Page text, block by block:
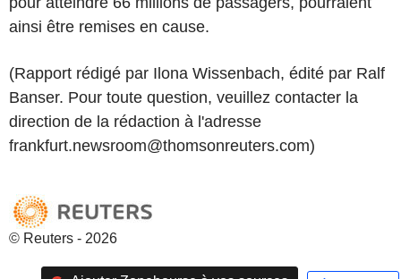
ainsi être remises en cause.
(Rapport rédigé par Ilona Wissenbach, édité par Ralf
Banser. Pour toute question, veuillez contacter la
direction de la rédaction à l'adresse
frankfurt.newsroom@thomsonreuters.com)
© Reuters - 2026